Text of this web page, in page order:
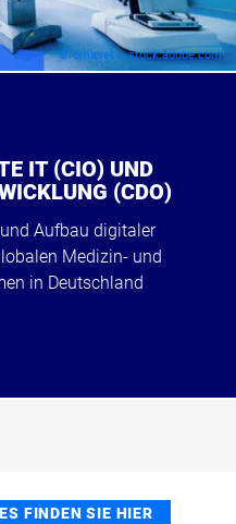
©romaset – stock.adobe.com
IT (CIO) UND
(CDO)​
Aufbau digitaler
Medizin- und
in Deutschland
FINDEN SIE HIER